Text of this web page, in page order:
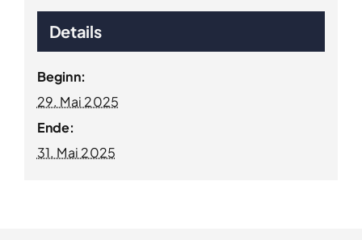
Details
Beginn:
29. Mai 2025
Ende:
31. Mai 2025